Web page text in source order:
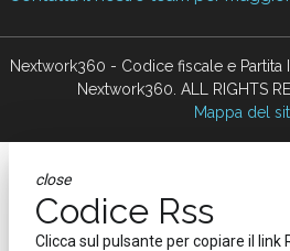
Nextwork360 - Codice fiscale e
Nextwork360. ALL RIGHTS
Mappa del
close
Codice Rss
Clicca sul pulsante per copiare il link